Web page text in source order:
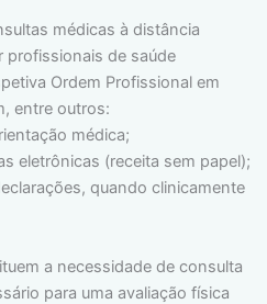
médicas à distância
profissionais de saúde
Ordem Profissional em
entre outros:
médica;
eletrônicas (receita sem papel);
quando clinicamente
a necessidade de consulta
para uma avaliação física